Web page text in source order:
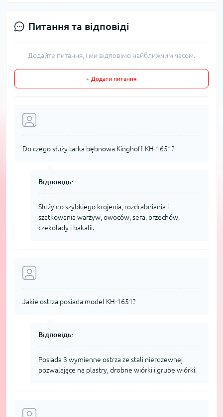
Питання та відповіді
Додайте питання, і ми відповімо найближчим часом.
+ Додати питання
Do czego służy tarka bębnowa Kinghoff KH-1651?
Відповідь:
Służy do szybkiego krojenia, rozdrabniania i
szatkowania warzyw, owoców, sera, orzechów,
czekolady i bakalii.
Jakie ostrza posiada model KH-1651?
Відповідь:
Posiada 3 wymienne ostrza ze stali nierdzewnej
pozwalające na plastry, drobne wiórki i grube wiórki.